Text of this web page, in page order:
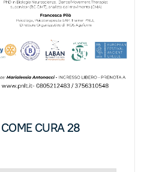
CURA 28